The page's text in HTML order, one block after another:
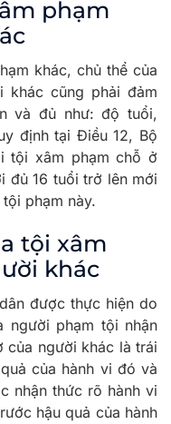
phạm
khác, chủ thể của
khác cũng phải đảm
và đủ như: độ tuổi,
định tại Điều 12, Bộ
tội xâm phạm chỗ ở
đủ 16 tuổi trở lên mới
phạm này.
tội xâm
khác
được thực hiện do
phạm tội nhận
của người khác là trái
của hành vi đó và
nhận thức rõ hành vi
hậu quả của hành